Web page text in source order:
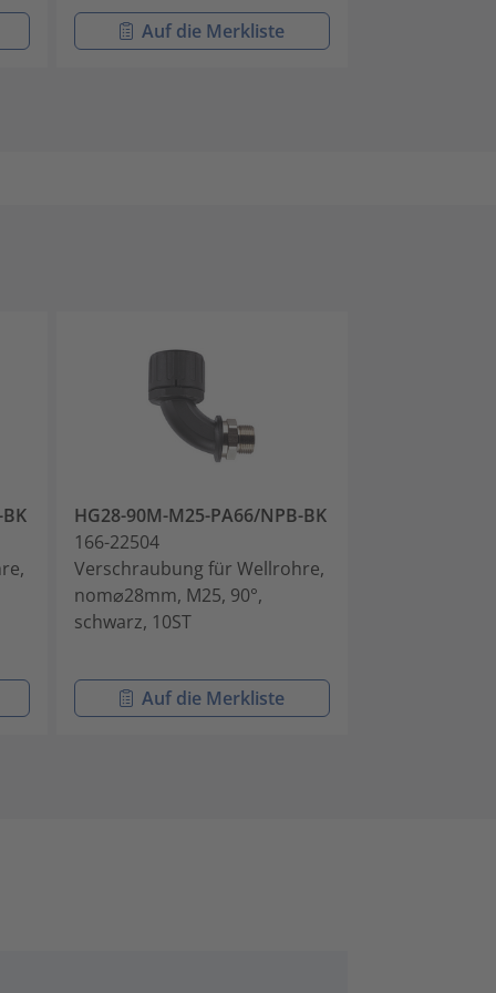
Auf die Merkliste
HG28-90M-M25-PA66/NPB-BK
166-22504
Verschraubung für Wellrohre,
nom⌀28mm, M25, 90°,
schwarz, 10ST
Auf die Merkliste